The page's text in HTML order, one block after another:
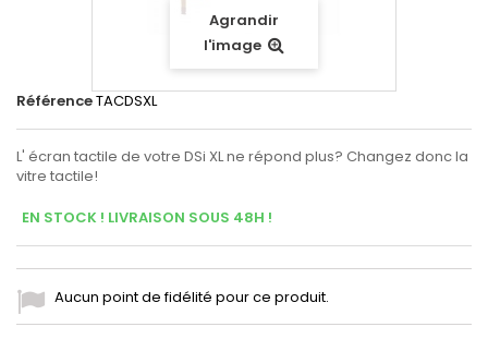
Agrandir
l'image
RéférenceTACDSXL
L' écran tactile de votre DSi XL ne répond plus? Changez donc la
vitre tactile!
EN STOCK ! LIVRAISON SOUS 48H !
Aucun point de fidélité pour ce produit.